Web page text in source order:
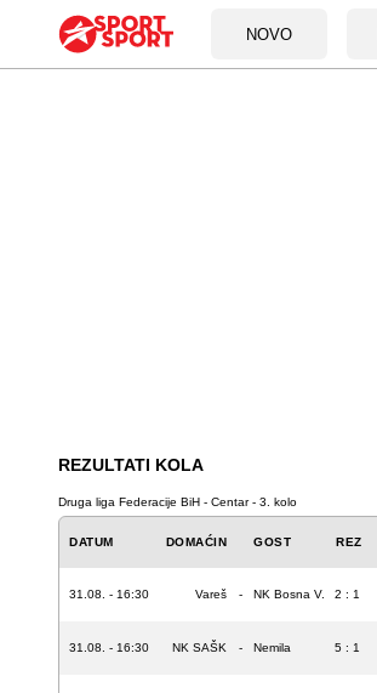
NOVO
REZULTATI KOLA
Druga liga Federacije BiH - Centar - 3. kolo
DATUM DOMAĆIN GOST REZ
31.08. - 16:30 Vareš - NK Bosna V. 2 : 1
31.08. - 16:30 NK SAŠK - Nemila 5 : 1